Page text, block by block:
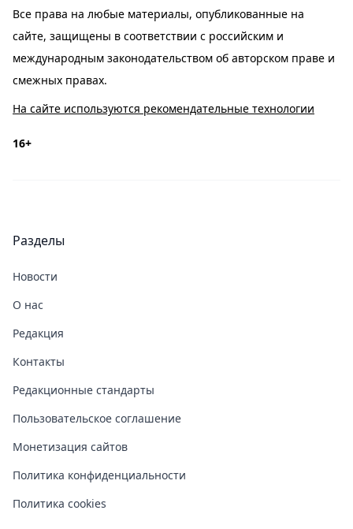
Все права на любые материалы, опубликованные на
сайте, защищены в соответствии с российским и
международным законодательством об авторском праве и
смежных правах.
На сайте используются рекомендательные технологии
16+
Разделы
Новости
О нас
Редакция
Контакты
Редакционные стандарты
Пользовательское соглашение
Монетизация сайтов
Политика конфиденциальности
Политика cookies